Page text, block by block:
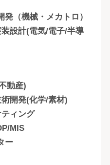
（機械・メカトロ）
設計(電気/電子/半導
動産)
開発(化学/素材)
ィング
MIS
ー